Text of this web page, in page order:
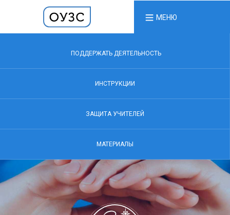
МЕНЮ
ПОДДЕРЖАТЬ ДЕЯТЕЛЬНОСТЬ
ИНСТРУКЦИИ
ЗАЩИТА УЧИТЕЛЕЙ
МАТЕРИАЛЫ